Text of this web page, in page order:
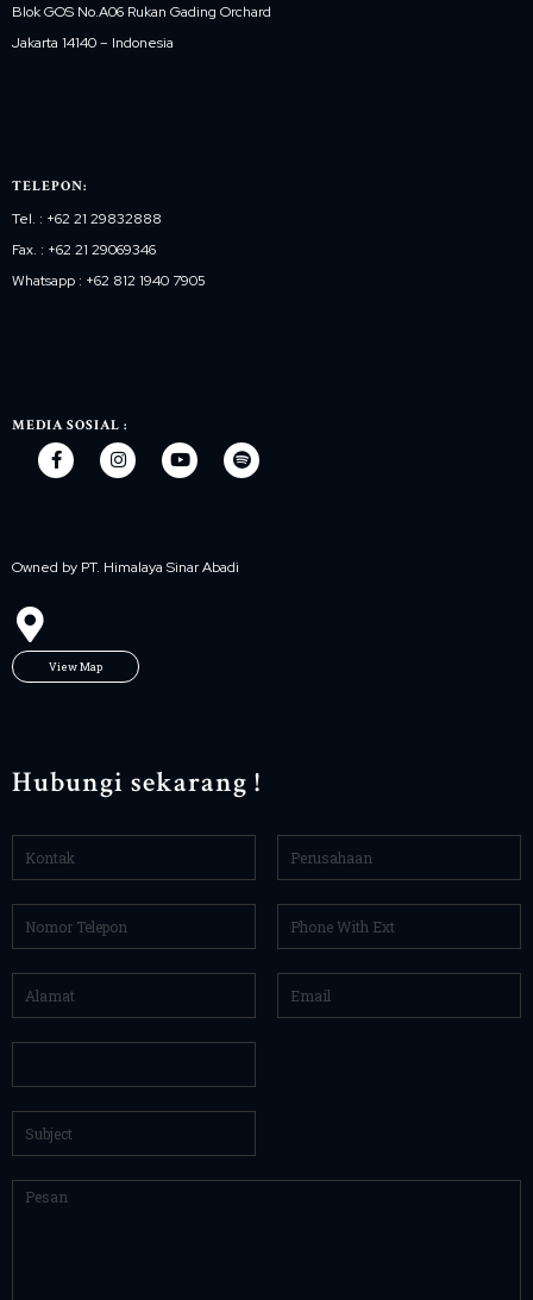
Blok GOS No.A06 Rukan Gading Orchard
Jakarta 14140 – Indonesia
TELEPON:
Tel. : +62 21 29832888
Fax. : +62 21 29069346
Whatsapp : +62 812 1940 7905
MEDIA SOSIAL :
Owned by PT. Himalaya Sinar Abadi
View Map
Hubungi sekarang !